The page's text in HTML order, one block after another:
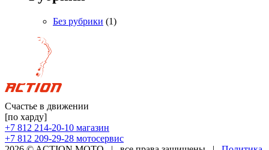
Без рубрики (1)
Счастье в движении
[по харду]
+7 812 214-20-10 магазин
+7 812 209-29-28 мотосервис